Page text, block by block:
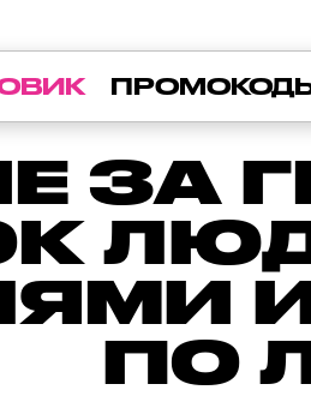
ЗА
ПО